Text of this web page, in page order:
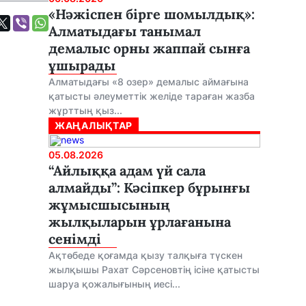
«Нәжіспен бірге шомылдық»:
Алматыдағы танымал
демалыс орны жаппай сынға
ұшырады
Алматыдағы «8 озер» демалыс аймағына
қатысты әлеуметтік желіде тараған жазба
жұрттың қыз...
ЖАҢАЛЫҚТАР
05.08.2026
“Айлыққа адам үй сала
алмайды”: Кәсіпкер бұрынғы
жұмысшысының
жылқыларын ұрлағанына
сенімді
Ақтөбеде қоғамда қызу талқыға түскен
жылқышы Рахат Сәрсеновтің ісіне қатысты
шаруа қожалығының иесі...